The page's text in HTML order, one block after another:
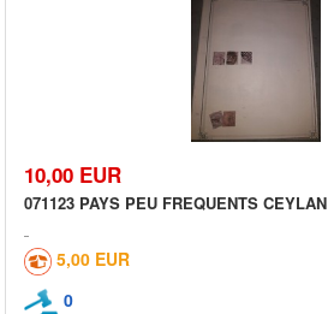
10,00 EUR
071123 PAYS PEU FREQUENTS CEYLAN
5,00 EUR
0